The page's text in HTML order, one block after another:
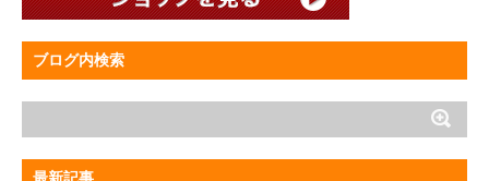
ブログ内検索
最新記事